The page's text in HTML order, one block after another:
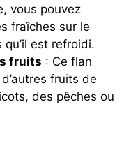
vous pouvez
fraîches sur le
est refroidi.
fruits : Ce flan
fruits de
des pêches ou